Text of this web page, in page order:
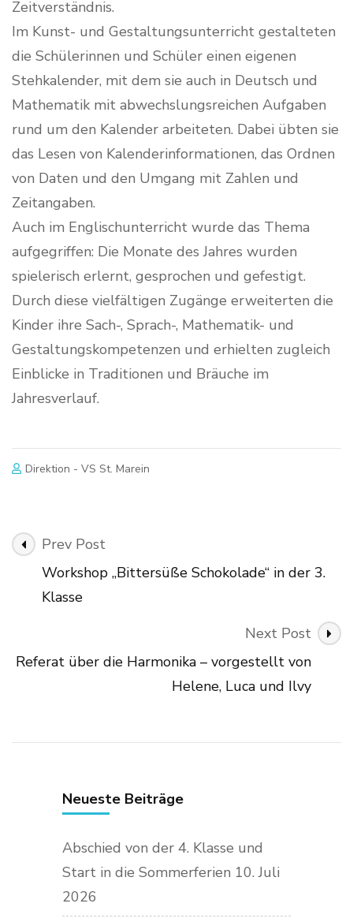
Zeitverständnis.
Im Kunst- und Gestaltungsunterricht gestalteten
die Schülerinnen und Schüler einen eigenen
Stehkalender, mit dem sie auch in Deutsch und
Mathematik mit abwechslungsreichen Aufgaben
rund um den Kalender arbeiteten. Dabei übten sie
das Lesen von Kalenderinformationen, das Ordnen
von Daten und den Umgang mit Zahlen und
Zeitangaben.
Auch im Englischunterricht wurde das Thema
aufgegriffen: Die Monate des Jahres wurden
spielerisch erlernt, gesprochen und gefestigt.
Durch diese vielfältigen Zugänge erweiterten die
Kinder ihre Sach-, Sprach-, Mathematik- und
Gestaltungskompetenzen und erhielten zugleich
Einblicke in Traditionen und Bräuche im
Jahresverlauf.
Direktion - VS St. Marein
Post
Navigation
Prev Post
Workshop „Bittersüße Schokolade“ in der 3.
Klasse
Next Post
Referat über die Harmonika – vorgestellt von
Helene, Luca und Ilvy
Neueste Beiträge
Abschied von der 4. Klasse und
Start in die Sommerferien 10. Juli
2026